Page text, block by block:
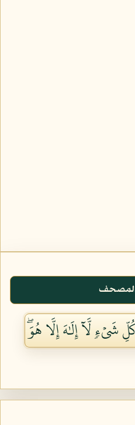
المصحف
شَيۡءٖ لَّآ إِلَٰهَ إِلَّا هُوَۖ